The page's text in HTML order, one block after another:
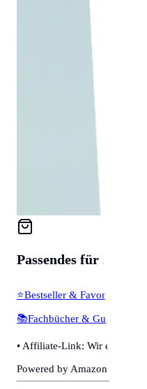
Passendes für
⭐Bestseller & Favoriten
📚Fachbücher & Guides
• Affiliate-Link: Wir erhalten
Powered by Amazon 🛒